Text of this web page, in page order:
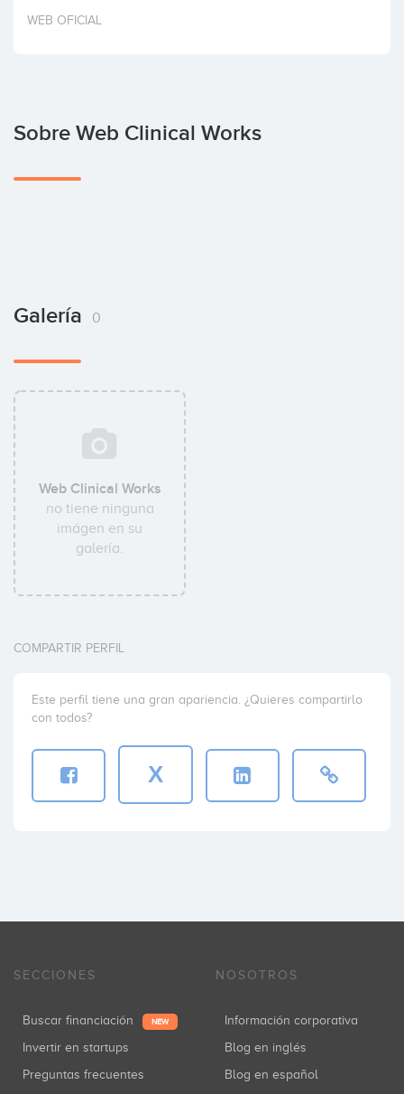
Invertir
WEB OFICIAL
Sobre Web Clinical Works
Galería 0
Web Clinical Works
no tiene ninguna
imágen en su
galería.
COMPARTIR PERFIL
Este perfil tiene una gran apariencia. ¿Quieres compartirlo
con todos?
X
SECCIONES
Buscar financiación NEW
Invertir en startups
Preguntas frecuentes
NOSOTROS
Información corporativa
Blog en inglés
Blog en español